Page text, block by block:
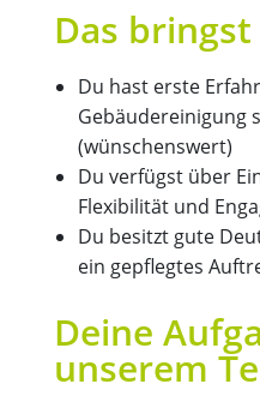
Das
Du hast erste
Gebäudereinigung
(wünschenswert)
Du verfügst über
Flexibilität und
Du besitzt gute
ein gepflegtes
Deine
unserem